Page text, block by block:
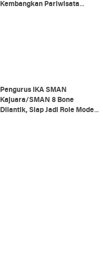
Kembangkan Pariwisata
Pengurus IKA SMAN
Kajuara/SMAN 8 Bone
Dilantik, Siap Jadi Role Model